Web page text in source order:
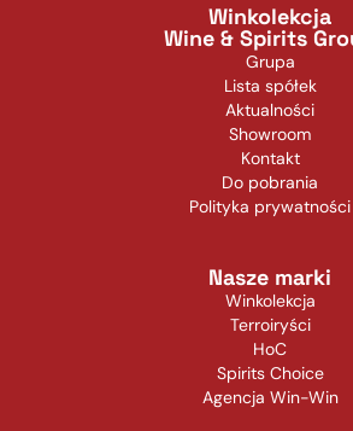
Winkolekcja
Wine & Spirits
Grupa
Lista spółek
Aktualności
Showroom
Kontakt
Do pobrania
Polityka prywatności
Nasze marki
Winkolekcja
Terroiryści
HoC
Spirits Choice
Agencja Win-Win